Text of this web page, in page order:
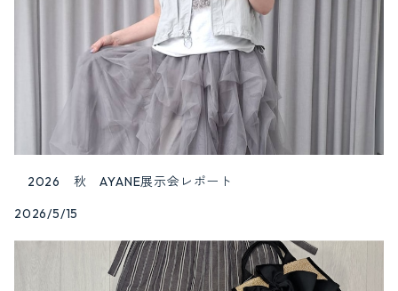
2026 秋 AYANE展示会レポート
2026/5/15